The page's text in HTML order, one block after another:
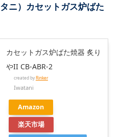
）カセットガス炉ばた
カセットガス炉ばた焼器 炙り
やII CB-ABR-2
created by Rinker
Iwatani
Amazon
楽天市場